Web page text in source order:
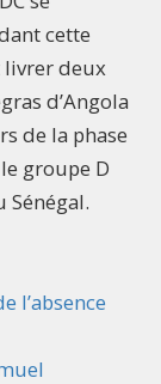
cette
livrer deux
d’Angola
de la phase
groupe D
Sénégal.
l’absence